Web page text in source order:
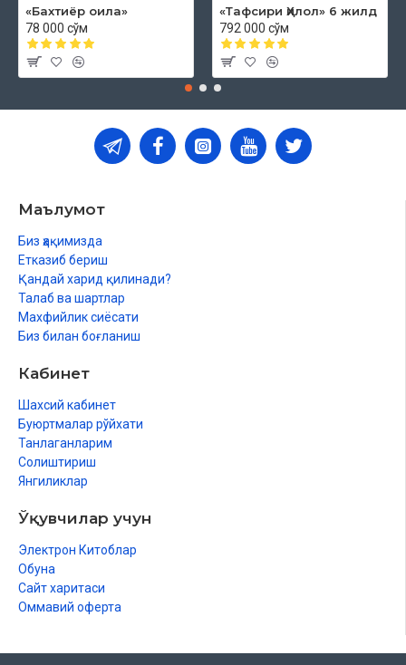
«Бахтиёр оила»
78 000 сўм
«Тафсири Ҳилол» 6 жилд
792 000 сўм
Маълумот
Биз ҳақимизда
Етказиб бериш
Қандай харид қилинади?
Талаб ва шартлар
Махфийлик сиёсати
Биз билан боғланиш
Кабинет
Шахсий кабинет
Буюртмалар рўйхати
Танлаганларим
Солиштириш
Янгиликлар
Ўқувчилар учун
Электрон Китоблар
Обуна
Сайт харитаси
Оммавий оферта